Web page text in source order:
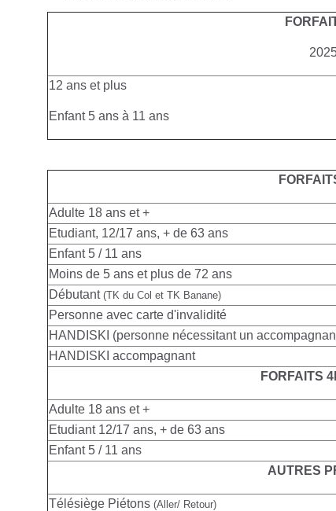
12 ans et plus
Enfant 5 ans à 11 ans
Adulte 18 ans et +
Etudiant, 12/17 ans, + de 63 ans
Enfant 5 / 11 ans
Moins de 5 ans et plus de 72 ans
Débutant (TK du Col et TK Banane)
Personne avec carte d'invalidité
HANDISKI (personne nécessitant un
HANDISKI accompagnant
FORFAITS
Adulte 18 ans et +
Etudiant 12/17 ans, + de 63 ans
Enfant 5 / 11 ans
AUTRES
Télésiège Piétons (Aller/ Retour)